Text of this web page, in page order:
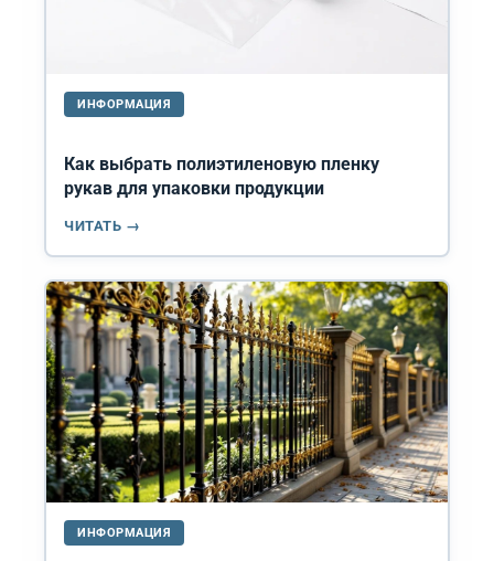
ИНФОРМАЦИЯ
Как выбрать полиэтиленовую пленку
рукав для упаковки продукции
ЧИТАТЬ →
ИНФОРМАЦИЯ